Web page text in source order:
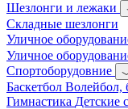
Шезлонги и лежаки
Складные шезлонги
Уличное
Уличное
Спортоборудовние
Баскетбол Волейбол,
Гимнастика Детские